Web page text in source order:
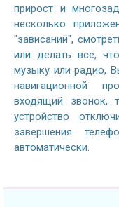
прирост и
несколько
"зависаний",
или делать все,
музыку или радио,
навигационной
входящий звонок,
устройство
завершения
автоматически.